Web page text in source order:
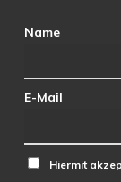
Name
E-Mail
Hiermit